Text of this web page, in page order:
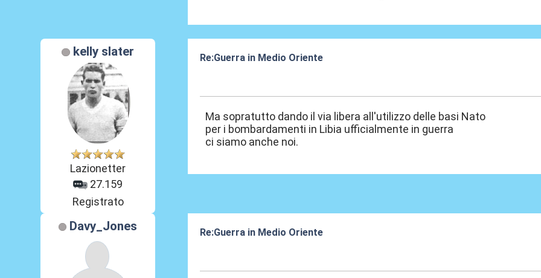
kelly slater
Lazionetter
27.159
Registrato
Re:Guerra in Medio Oriente
Ma sopratutto dando il via libera all'utilizzo delle basi Nato
per i bombardamenti in Libia ufficialmente in guerra
ci siamo anche noi.
Davy_Jones
Re:Guerra in Medio Oriente